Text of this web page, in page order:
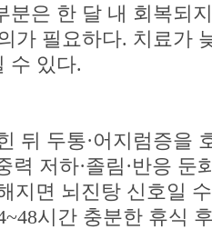
분은 한 달 내 회복되
가 필요하다. 치료가
수 있다.
뒤 두통·어지럼증을
력 저하·졸림·반응 둔
지면 뇌진탕 신호일
시간 충분한 휴식